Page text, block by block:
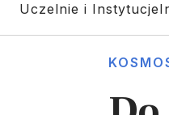
Uczelnie i Instytucje